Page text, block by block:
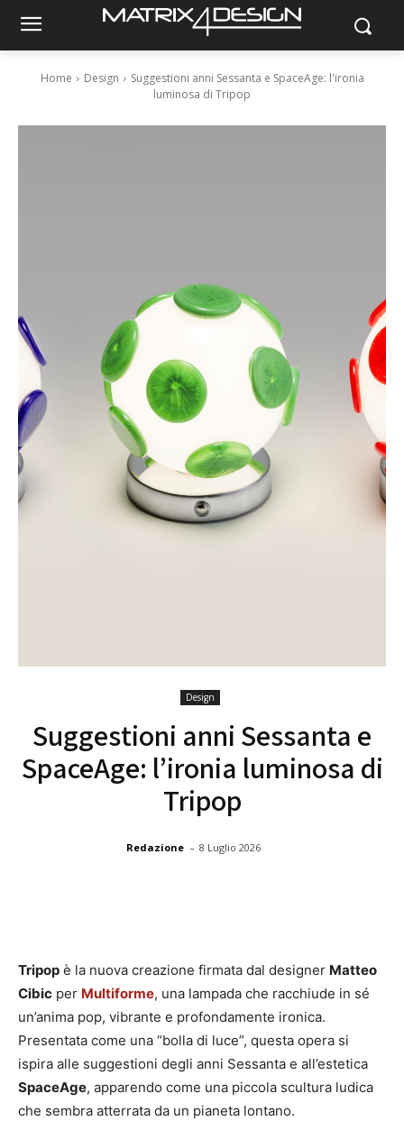
Home Design
Suggestioni anni Sessanta e SpaceAge: l'ironia
luminosa di Tripop
Design
Suggestioni anni Sessanta e
SpaceAge: l’ironia luminosa di
Tripop
Redazione - 8 Luglio 2026
Tripop è la nuova creazione firmata dal designer Matteo
Cibic per Multiforme, una lampada che racchiude in sé
un’anima pop, vibrante e profondamente ironica.
Presentata come una “bolla di luce”, questa opera si
ispira alle suggestioni degli anni Sessanta e all’estetica
SpaceAge, apparendo come una piccola scultura ludica
che sembra atterrata da un pianeta lontano.